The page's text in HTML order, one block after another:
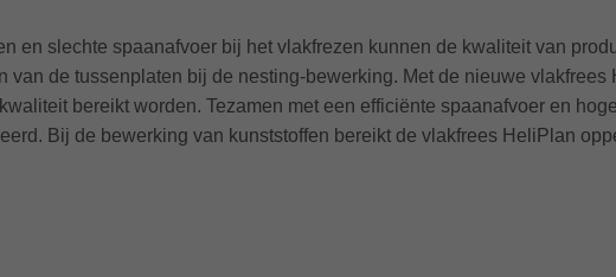
en slechte spaanafvoer bij het vlakfrezen kunnen de kwaliteit van
van de tussenplaten bij de nesting-bewerking. Met de nieuwe
bereikt worden. Tezamen met een efficiënte spaanafvoer en
Bij de bewerking van kunststoffen bereikt de vlakfrees HeliPlan